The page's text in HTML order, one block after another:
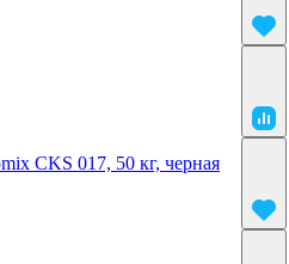
CKS 017, 50 кг, черная